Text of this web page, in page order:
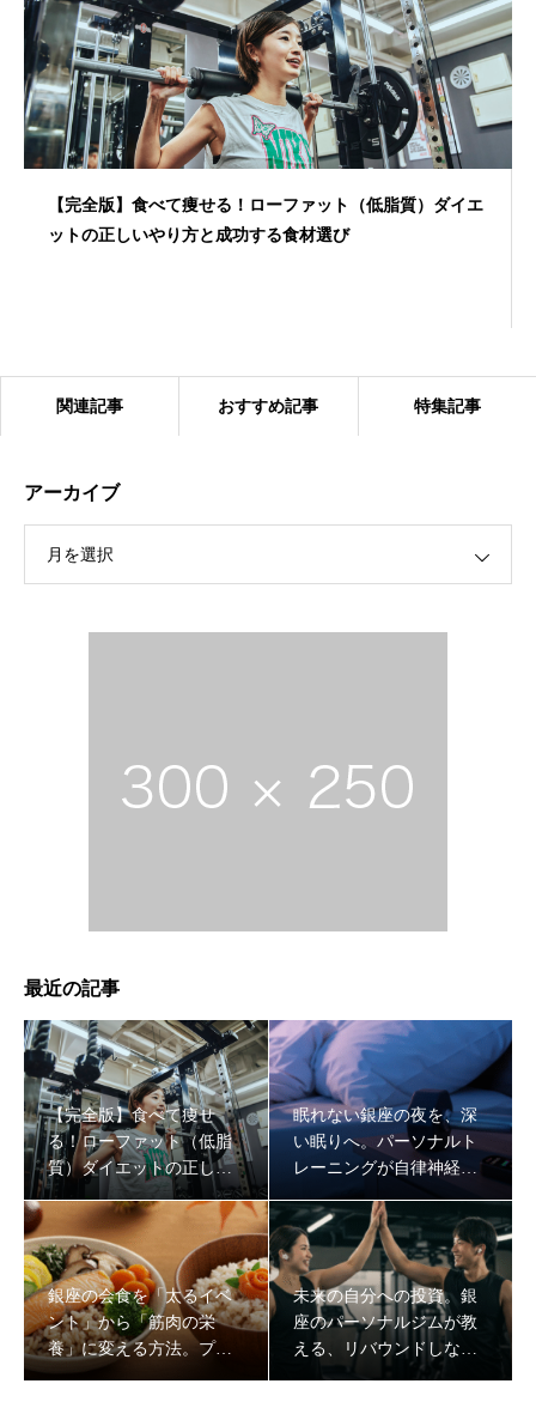
【完全版】食べて痩せる！ローファット（低脂質）ダイエ
ットの正しいやり方と成功する食材選び
眠れない銀座の夜を、深い眠りへ。パーソナルトレーニン
る方法。プロが教えるスマートな外食戦略
未来の自分への投資。銀座のパーソナルジムが教える、リ
バウンドしない「一生モノの代謝」の作り方
関連記事 おすすめ記事 特集記事
アーカイブ
月を選択
最近の記事
【完全版】食べて痩せ
る！ローファット（低脂
質）ダイエットの正しい
やり方と成功する食材選
眠れない銀座の夜を、深
い眠りへ。パーソナルト
レーニングが自律神経を
整え、最強の「脳の休
息」をもたらす理由
銀座の会食を「太るイベ
ント」から「筋肉の栄
養」に変える方法。プロ
が教えるスマートな外食
未来の自分への投資。銀
座のパーソナルジムが教
える、リバウンドしない
「一生モノの代謝」の作